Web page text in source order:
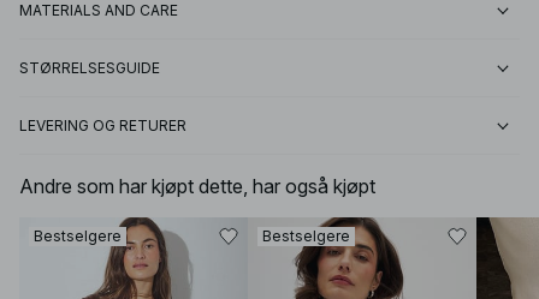
MATERIALS AND CARE
STØRRELSESGUIDE
LEVERING OG RETURER
Andre som har kjøpt dette, har også kjøpt
Bestselgere Bestselgere